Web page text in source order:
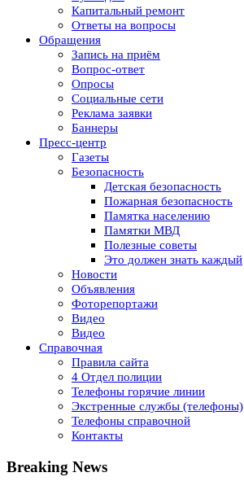
Капитальный ремонт
Ответы на вопросы
Обращения
Запись на приём
Вопрос-ответ
Опросы
Социальные сети
Реклама заявки
Баннеры
Пресс-центр
Газеты
Безопасность
Детская безопасность
Пожарная безопасность
Памятка населению
Памятки МВД
Полезные советы
Это должен знать каждый
Новости
Объявления
Фоторепортажи
Видео
Видео
Справочная
Правила сайта
4 Отдел полиции
Телефоны горячие линии
Экстренные службы (телефоны)
Телефоны справочной
Контакты
Breaking News